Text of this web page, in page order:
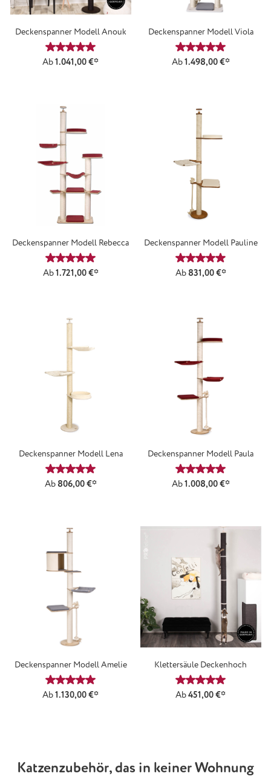
Deckenspanner Modell Anouk
Durchschnittliche Bewertung von 5 von 5 Sternen
Ab1.041,00 €*
Deckenspanner Modell Viola
Durchschnittliche
Ab1.498,00 €*
Deckenspanner Modell Rebecca
Durchschnittliche Bewertung von 5 von 5 Sternen
Ab1.721,00 €*
Deckenspanner Modell Pauline
Durchschnittliche
Ab 831,00 €*
Deckenspanner Modell Lena
Durchschnittliche Bewertung von 5 von 5 Sternen
Ab 806,00 €*
Deckenspanner Modell Paula
Durchschnittliche
Ab1.008,00 €*
Deckenspanner Modell Amelie
Durchschnittliche Bewertung von 5 von 5 Sternen
Ab1.130,00 €*
Klettersäule Deckenhoch
Durchschnittliche
Ab451,00 €*
Katzenzubehör, das in keiner Wohnung